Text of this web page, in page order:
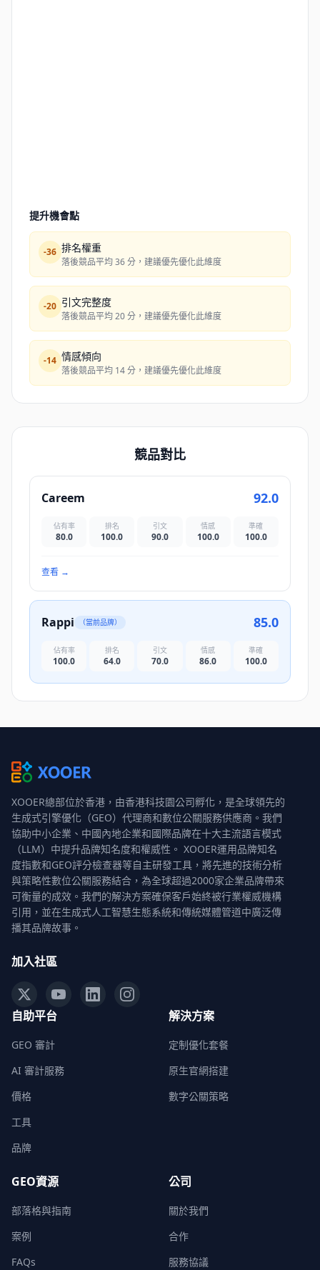
提升機會點
-36 排名權重
落後競品平均 36 分，建議優先優化此維度
-20 引文完整度
落後競品平均 20 分，建議優先優化此維度
-14 情感傾向
落後競品平均 14 分，建議優先優化此維度
競品對比
Careem 92.0
佔有率
80.0
排名
100.0
引文
90.0
情感
100.0
準確
100.0
查看 →
Rappi （當前品牌） 85.0
佔有率
100.0
排名
64.0
引文
70.0
情感
86.0
準確
100.0
XOOER總部位於香港，由香港科技園公司孵化，是全球領先的
生成式引擎優化（GEO）代理商和數位公關服務供應商。我們
協助中小企業、中國內地企業和國際品牌在十大主流語言模式
（LLM）中提升品牌知名度和權威性。 XOOER運用品牌知名
度指數和GEO評分檢查器等自主研發工具，將先進的技術分析
與策略性數位公關服務結合，為全球超過2000家企業品牌帶來
可衡量的成效。我們的解決方案確保客戶始終被行業權威機構
引用，並在生成式人工智慧生態系統和傳統媒體管道中廣泛傳
播其品牌故事。
加入社區
自助平台
GEO 審計
AI 審計服務
價格
工具
品牌
解決方案
定制優化套餐
原生官網搭建
數字公關策略
GEO資源
部落格與指南
案例
FAQs
公司
關於我們
合作
服務協議